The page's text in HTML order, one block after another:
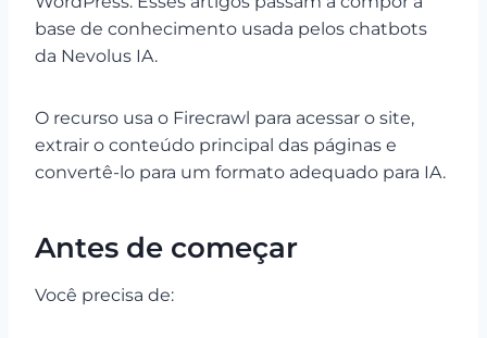
base de conhecimento usada pelos chatbots
da Nevolus IA.
O recurso usa o Firecrawl para acessar o site,
extrair o conteúdo principal das páginas e
convertê-lo para um formato adequado para IA.
Antes de começar
Você precisa de: